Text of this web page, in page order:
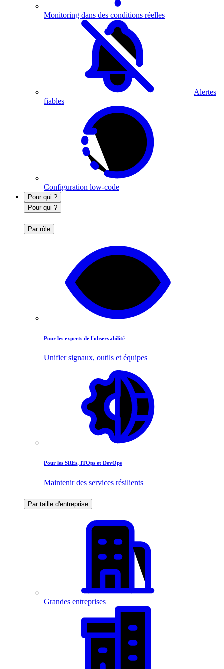
Monitoring dans des conditions réelles
Alertes
fiables
Configuration low-code
Pour qui ?
Pour qui ?
Par rôle
Pour les experts de l'observabilité
Unifier signaux, outils et équipes
Pour les SREs, ITOps et DevOps
Maintenir des services résilients
Par taille d'entreprise
Grandes entreprises